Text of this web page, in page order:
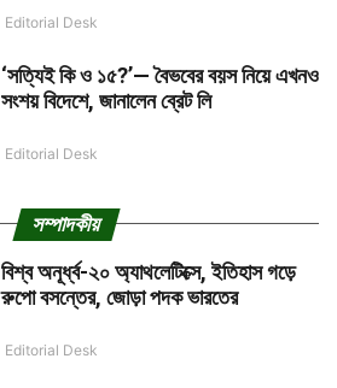
Editorial Desk
‘সত্যিই কি ও ১৫?’— বৈভবের বয়স নিয়ে এখনও
সংশয় বিদেশে, জানালেন ব্রেট লি
Editorial Desk
সম্পাদকীয়
বিশ্ব অনূর্ধ্ব-২০ অ্যাথলেটিক্সে, ইতিহাস গড়ে
রুপো বসন্তের, জোড়া পদক ভারতের
Editorial Desk